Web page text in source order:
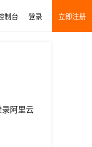
制台 登录 立即注册
阿里云